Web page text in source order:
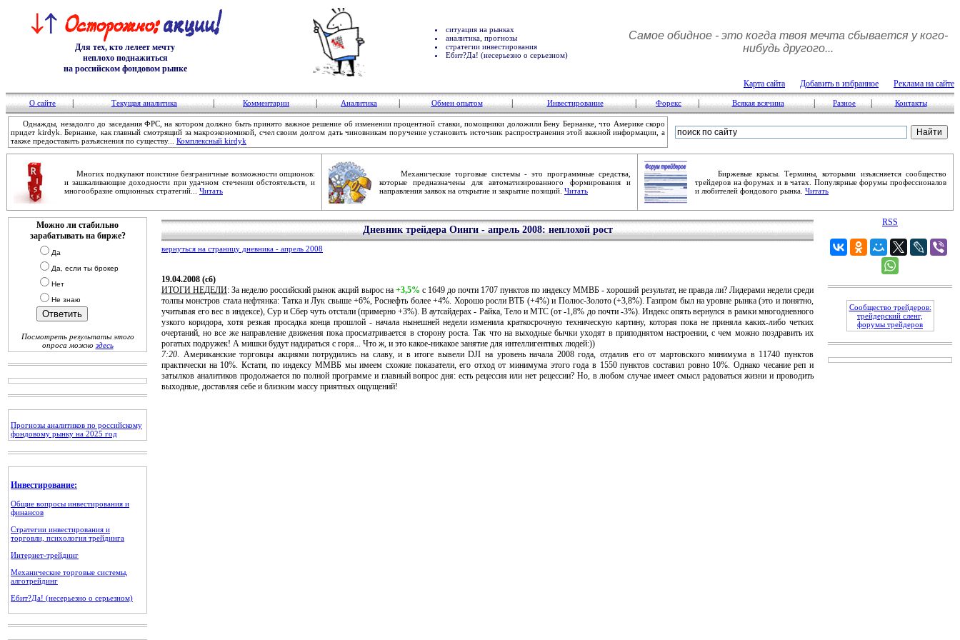
Для тех, кто лелеет мечту
неплохо поднажиться
на российском фондовом рынке
ситуация на рынках
аналитика, прогнозы
стратегии инвестирования
Ебит?Да! (несерьезно о серьезном)
Самое обидное - это когда твоя мечта сбывается у кого-
нибудь другого...
Карта сайта Добавить в избранное Реклама на сайте
О сайте Текущая аналитика Комментарии Аналитика Обмен опытом Инвестирование Форекс Всякая всячина Разное Контакты
Однажды, незадолго до заседания ФРС, на котором должно быть принято важное решение об изменении процентной ставки, помощники доложили Бену Бернанке, что Америке скоро
придет kirdyk. Бернанке, как главный смотрящий за макроэкономикой, счел своим долгом дать чиновникам поручение установить источник распространения этой важной информации, а
также предоставить разъяснения по существу... Комплексный kirdyk
Многих подкупают поистине безграничные возможности опционов:
и зашкаливающие доходности при удачном стечении обстоятельств, и
многообразие опционных стратегий... Читать
Механические торговые системы - это программные средства,
которые предназначены для автоматизированного формирования и
направления заявок на открытие и закрытие позиций. Читать
Биржевые крысы. Термины, которыми изъясняется сообщество
трейдеров на форумах и в чатах. Популярные форумы профессионалов
и любителей фондового рынка. Читать
Можно ли стабильно
зарабатывать на бирже?
Да
Да, если ты брокер
Нет
Не знаю
Посмотреть результаты этого
опроса можно здесь
Прогнозы аналитиков по российскому
фондовому рынку на 2025 год
Инвестирование:
Общие вопросы инвестирования и
финансов
Стратегии инвестирования и
торговли, психология трейдинга
Интернет-трейдинг
Механические торговые системы,
алготрейдинг
Ебит?Да! (несерьезно о серьезном)
Дневник трейдера Оинги - апрель 2008: неплохой рост
вернуться на страницу дневника - апрель 2008
19.04.2008 (сб)
ИТОГИ НЕДЕЛИ: За неделю российский рынок акций вырос на +3,5% с 1649 до почти 1707 пунктов по индексу ММВБ - хороший результат, не правда ли? Лидерами недели среди
толпы монстров стала нефтянка: Татка и Лук свыше +6%, Роснефть более +4%. Хорошо росли ВТБ (+4%) и Полюс-Золото (+3,8%). Газпром был на уровне рынка (это и понятно,
учитывая его вес в индексе), Сур и Сбер чуть отстали (примерно +3%). В аутсайдерах - Райка, Тело и МТС (от -1,8% до почти -3%). Индекс опять вернулся в рамки многодневного
узкого коридора, хотя резкая просадка конца прошлой - начала нынешней недели изменила краткосрочную техническую картину, которая пока не приняла каких-либо четких
очертаний, но все же направление движения пока просматривается в сторону роста. Так что на выходные бычки уходят в приподнятом настроении, с чем можно поздравить их
рогатых подружек! А мишки будут надираться с горя... Что ж, и это какое-никакое занятие для интеллигентных людей:))
7:20. Американские торговцы акциями потрудились на славу, и в итоге вывели DJI на уровень начала 2008 года, отдалив его от мартовского минимума в 11740 пунктов
практически на 10%. Кстати, по индексу ММВБ мы имеем схожие показатели, его отход от минимума этого года в 1550 пунктов составил ровно 10%. Однако чесание реп и
затылков аналитиков продолжается по полной программе и главный вопрос дня: есть рецессия или нет рецессии? Но, в любом случае имеет смысл радоваться жизни и проводить
выходные, доставляя себе и близким массу приятных ощущений!
RSS
Сообщество трейдеров:
трейдерский сленг,
форумы трейдеров